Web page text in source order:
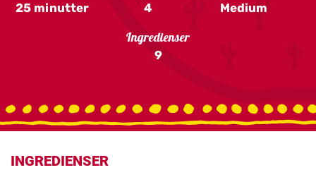
25 minutter 4 Medium
Ingredienser
9
INGREDIENSER